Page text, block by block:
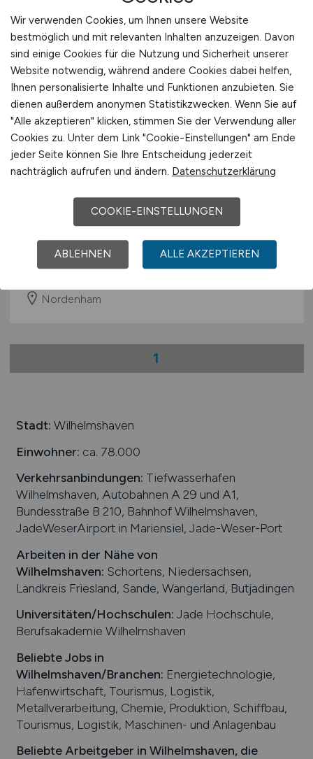
Niedersachsen
Bauingenieur Hoch- und
Tiefbauprojekte(m/w/d)
Nordenham
1
Stadt: Wilhelmshaven
Einwohner: ca. 78.000
Verkehrsanbindungen: Tiefwasserhafen
Wilhelmshaven, Autobahnen A 29 und A1,
Bundesstraße B 210, Bahnhof Wilhelmshaven,
JadeWeserAirport in Mariensiel, Jade-Weser-Port
Arbeiten in der Nähe von
Wilhelmshaven: Schortens, Niedersachsen,
Landkreis Friesland, Sande, Wangerland, Butjadingen
Universitäten/Hochschulen: Jade Hochschule,
Berufsakademie Wilhelmshaven
Beliebte Jobs in
Wilhelmshaven/Branchen: Energietechnologie,
Hafenwirtschaft, Tourismus, Logistik,
Metallverarbeitung, Chemie, Produktion, Schiffbau,
Tourismus, Logistik, Maschinen- und Anlagenbau
Beliebte Arbeitgeber in Wilhelmshaven, die
Wir verwenden Cookies, um Ihnen unsere Website
bestmöglich und mit relevanten Inhalten anzuzeigen. Davon
sind einige Cookies für die Nutzung und Sicherheit unserer
Website notwendig, während andere Cookies dabei helfen,
Ihnen personalisierte Inhalte und Funktionen anzubieten. Sie
dienen außerdem anonymen Statistikzwecken. Wenn Sie auf
"Alle akzeptieren" klicken, stimmen Sie der Verwendung aller
Cookies zu. Unter dem Link "Cookie-Einstellungen" am Ende
jeder Seite können Sie Ihre Entscheidung jederzeit
nachträglich aufrufen und ändern. Datenschutzerklärung
COOKIE-EINSTELLUNGEN
ABLEHNEN ALLE AKZEPTIEREN